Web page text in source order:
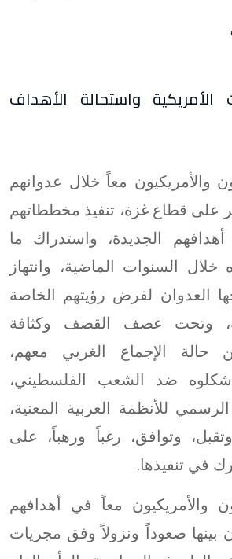
الأمريكية واستحالة الأهداف
والأمريكيون معاً خلال عدوانهم
على قطاع غزة، تنفيذ مخططاتهم
الجديدة، واستدراك ما
السنوات الماضية، وانتهاز
العدوان لفرض رؤيتهم الخاصة
وتحت عصف القصف وكثافة
حالة الإجماع الغربي معهم،
شكلوه ضد الشعب الفلسطيني،
للأنظمة العربية المعنية،
وتوافق، رغباً ورهباً، على
في تنفيذها.
والأمريكيون معاً في أهدافهم
بينها صعوداً ونزولاً وفق مجريات